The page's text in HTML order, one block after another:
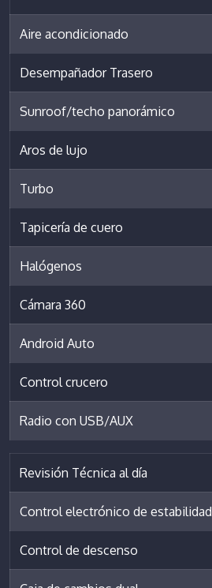
Aire acondicionado
Desempañador Trasero
Sunroof/techo panorámico
Aros de lujo
Turbo
Tapicería de cuero
Halógenos
Cámara 360
Android Auto
Control crucero
Radio con USB/AUX
Revisión Técnica al día
Control electrónico de estabilidad
Control de descenso